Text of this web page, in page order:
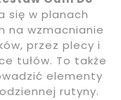
się w planach
na wzmacnianie
przez plecy i
tułów. To także
elementy
rutyny.